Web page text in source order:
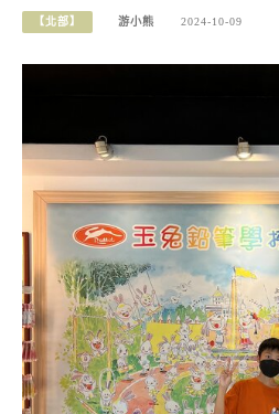
【北部】 游小熊 2024-10-09